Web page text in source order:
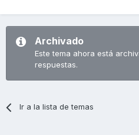
Archivado
Este tema ahora está
respuestas.
Ir a la lista de temas